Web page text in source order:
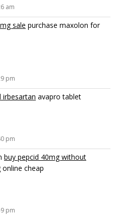
am
sale purchase maxolon for
pm
irbesartan avapro tablet
pm
buy pepcid 40mg without
cheap
pm